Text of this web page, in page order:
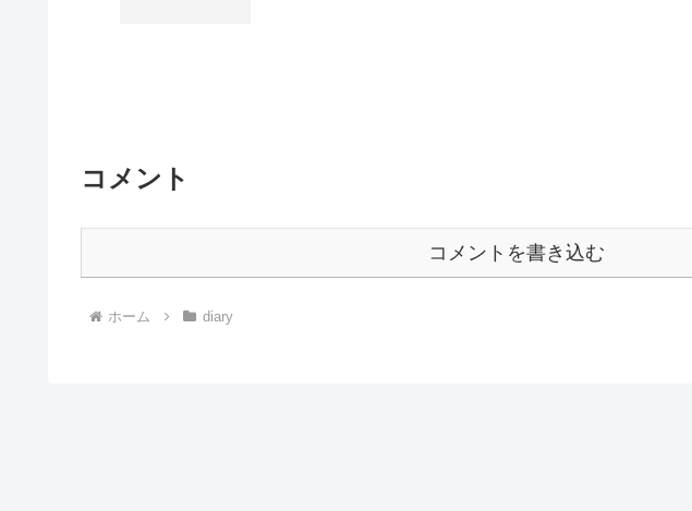
コメント
コメントを書き込む
ホーム diary